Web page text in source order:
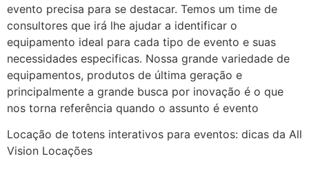
evento precisa para se destacar. Temos um time de
consultores que irá lhe ajudar a identificar o
equipamento ideal para cada tipo de evento e suas
necessidades especificas. Nossa grande variedade de
equipamentos, produtos de última geração e
principalmente a grande busca por inovação é o que
nos torna referência quando o assunto é evento
Locação de totens interativos para eventos: dicas da All
Vision Locações